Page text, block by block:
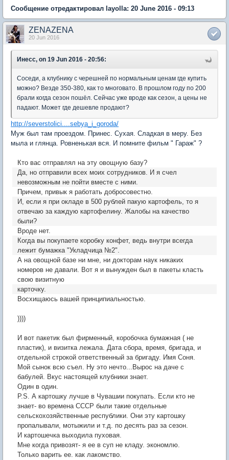
Сообщение отредактировал layolla: 20 June 2016 - 09:13
ZENAZENA
20 Jun 2016
Инесс, on 19 Jun 2016 - 20:56:
Соседи, а клубнику с черешней по нормальным ценам где купить
можно? Везде 350-380, как то многовато. В прошлом году по 200
брали когда сезон пошёл. Сейчас уже вроде как сезон, а цены не
падают. Может где дешевле продают?
http://severstolici....sebya_i_goroda/
Муж был там проездом. Принес. Сухая. Сладкая в меру. Без
мыла и глянца. Ровненькая вся. И помните фильм " Гараж" ?
Кто вас отправлял на эту овощную базу?
Да, но отправили всех моих сотрудников. И я счел
невозможным не пойти вместе с ними.
Причем, привык я работать добросовестно.
И, если я при окладе в 500 рублей пакую картофель, то я
отвечаю за каждую картофелину. Жалобы на качество
были?
Вроде нет.
Когда вы покупаете коробку конфет, ведь внутри всегда
лежит бумажка "Укладчица №2".
А на овощной базе ни мне, ни докторам наук никаких
номеров не давали. Вот я и вынужден был в пакеты класть
свою визитную
карточку.
Восхищаюсь вашей принципиальностью.
))))
И вот пакетик был фирменный, коробочка бумажная ( не
пластик), и визитка лежала. Дата сбора, время, бригада, и
отдельной строкой ответственный за бригаду. Имя Соня.
Мой сынок всю съел. Ну это нечто...Вырос на даче с
бабулей. Вкус настоящей клубники знает.
Один в один.
P.S. А картошку лучше в Чувашии покупать. Если кто не
знает- во времена СССР были такие отдельные
сельскохозяйственные республики. Они эту картошку
пропалывали, мотыжили и т.д. по десять раз за сезон.
И картошечка выходила пуховая.
Мне когда привозят- я ее в суп не кладу. экономлю.
Только варить ее. как лакомство.